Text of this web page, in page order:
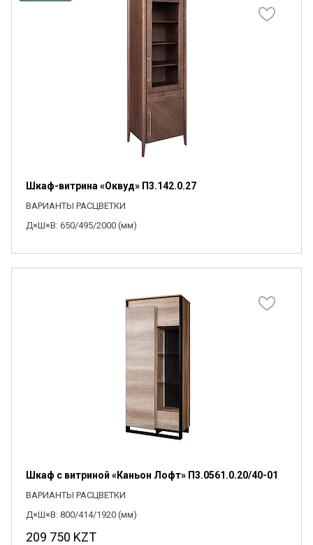
Я ознакомлен с Политикой
обработки персональных данных и
согласен на их обработку.
Шкаф-витрина «Оквуд» П3.142.0.27
ВАРИАНТЫ РАСЦВЕТКИ
Д×Ш×В: 650/495/2000 (мм)
Шкаф с витриной «Каньон Лофт» П3.0561.0.20/40-01
ВАРИАНТЫ РАСЦВЕТКИ
Д×Ш×В: 800/414/1920 (мм)
209 750 KZT